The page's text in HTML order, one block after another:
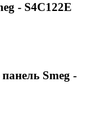
- S4C122E
Smeg -